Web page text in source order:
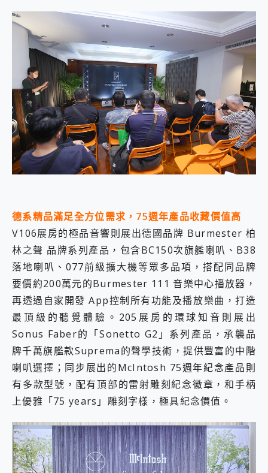
德系精品滿足全方位需求，75週年產品收藏價值高
V106展房的極品音響則展出德國品牌 Burmester 柏
林之聲 品牌系列產品，包含BC150次旗艦喇叭、B38
落地喇叭、077前級擴大機等眾多品項，搭配同品牌
要價約200萬元的Burmester 111 音樂中心播放器，
再透過自家開發 App控制所有功能及播放樂曲，打造
最頂級的聽覺體驗。205展房的環球知音則展出
Sonus Faber的「Sonetto G2」系列產品，承襲品
牌千萬旗艦款Suprema的聲學技術，提供豐富的中階
喇叭選擇；同步展出的McIntosh 75週年紀念產品則
有多款型號，配有頂部的雷射雕刻紀念徽章，和手柄
上優雅「75 years」雕刻字樣，極具紀念價值。